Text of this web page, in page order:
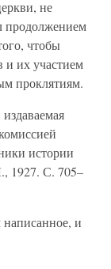
не
продолжением
чтобы
и их участием
проклятиям.
истории
1927. С. 705–
и